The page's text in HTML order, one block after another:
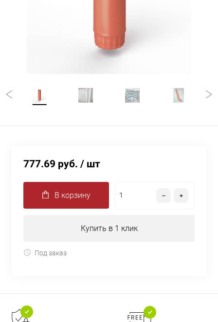
777.69 руб. / шт
В корзину
Купить в 1 клик
Под заказ